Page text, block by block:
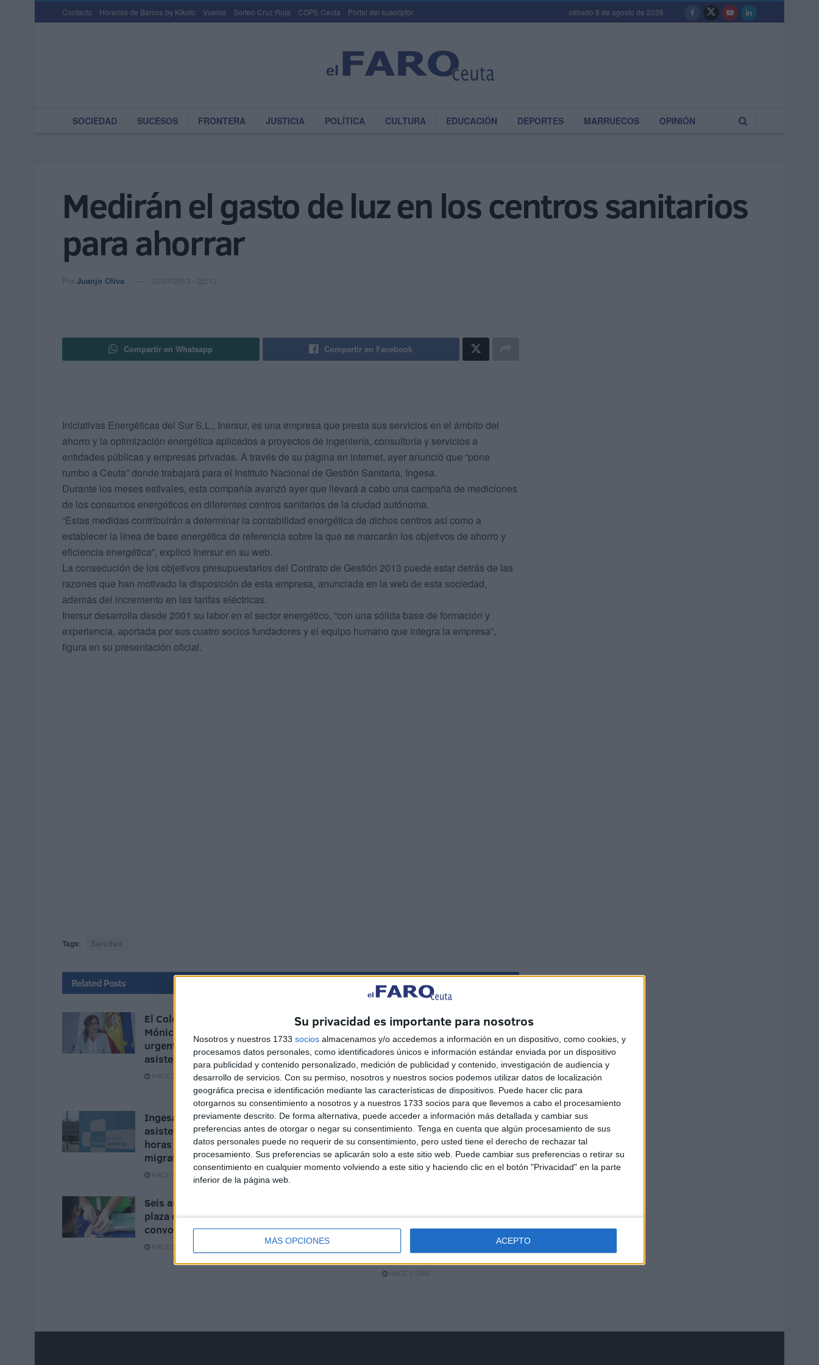
Su privacidad es importante para nosotros
Nosotros y nuestros 1733 socios almacenamos y/o accedemos a información en un dispositivo, como cookies, y
procesamos datos personales, como identificadores únicos e información estándar enviada por un dispositivo
para publicidad y contenido personalizado, medición de publicidad y contenido, investigación de audiencia y
desarrollo de servicios. Con su permiso, nosotros y nuestros socios podemos utilizar datos de localización
geográfica precisa e identificación mediante las características de dispositivos. Puede hacer clic para
otorgarnos su consentimiento a nosotros y a nuestros 1733 socios para que llevemos a cabo el procesamiento
previamente descrito. De forma alternativa, puede acceder a información más detallada y cambiar sus
preferencias antes de otorgar o negar su consentimiento. Tenga en cuenta que algún procesamiento de sus
datos personales puede no requerir de su consentimiento, pero usted tiene el derecho de rechazar tal
procesamiento. Sus preferencias se aplicarán solo a este sitio web. Puede cambiar sus preferencias o retirar su
consentimiento en cualquier momento volviendo a este sitio y haciendo clic en el botón "Privacidad" en la parte
inferior de la página web.
MÁS OPCIONES ACEPTO
Contacto Horarios de Barcos by Kikoto Vuelos Sorteo Cruz Roja COPE Ceuta Portal del suscriptor sábado 8 de agosto de 2026
SOCIEDAD SUCESOS FRONTERA JUSTICIA POLÍTICA CULTURA EDUCACIÓN DEPORTES MARRUECOS OPINIÓN
Medirán el gasto de luz en los centros sanitarios
para ahorrar
Por Juanjo Oliva 12/07/2013 - 22:12
Compartir en Whatsapp Compartir en Facebook
Iniciativas Energéticas del Sur S.L., Inersur, es una empresa que presta sus servicios en el ámbito del
ahorro y la optimización energética aplicados a proyectos de ingeniería, consultoría y servicios a
entidades públicas y empresas privadas. A través de su página en internet, ayer anunció que “pone
rumbo a Ceuta” donde trabajará para el Instituto Nacional de Gestión Sanitaria, Ingesa.
Durante los meses estivales, esta compañía avanzó ayer que llevará a cabo una campaña de mediciones
de los consumos energéticos en diferentes centros sanitarios de la ciudad autónoma.
“Estas medidas contribuirán a determinar la contabilidad energética de dichos centros así como a
establecer la línea de base energética de referencia sobre la que se marcarán los objetivos de ahorro y
eficiencia energética”, explicó Inersur en su web.
La consecución de los objetivos presupuestarios del Contrato de Gestión 2013 puede estar detrás de las
razones que han motivado la disposición de esta empresa, anunciada en la web de esta sociedad,
además del incremento en las tarifas eléctricas.
Inersur desarrolla desde 2001 su labor en el sector energético, “con una sólida base de formación y
experiencia, aportada por sus cuatro socios fundadores y el equipo humano que integra la empresa”,
figura en su presentación oficial.
Tags: Sanidad
Related Posts
El Colegio de Médicos pide a
Mónica García medidas
urgentes ante la "catástrofe
asistencial" en Ceuta
HACE 7 HORAS
Solidaridad carga contra la
gestión del Ingesa tras la
crisis en Ceuta: "Los
sanitarios han sido
abandonados"
HACE 19 HORAS
Ingesa presta 329
asistencias en Ceuta en 24
horas por la presión
migratoria
HACE 1 DÍA
Treinta duchas y diez baños
para atender a los
inmigrantes
Seis aspirantes optan a una
plaza de ATS/DUE
convocada por la Ciudad
HACE 3 DÍAS
Ceuta para proteger a las
mujeres inmigrantes en
vulnerabilidad
HACE 3 DÍAS